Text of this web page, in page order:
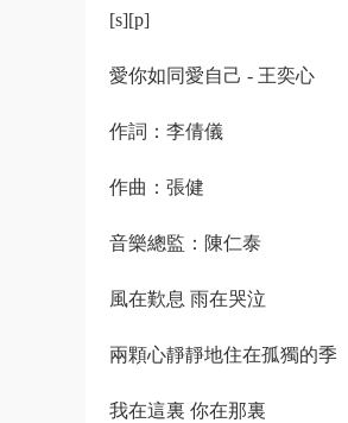
[s][p]
愛你如同愛自己 - 王奕心
作詞：李倩儀
作曲：張健
音樂總監：陳仁泰
風在歎息 雨在哭泣
兩顆心靜靜地住在孤獨的季
我在這裏 你在那裏